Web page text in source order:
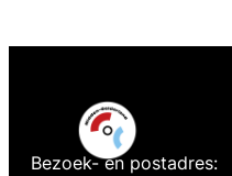
Bezoek- en postadres: